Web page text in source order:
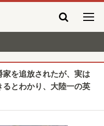
を追放されたが、実は
とわかり、大陸一の英